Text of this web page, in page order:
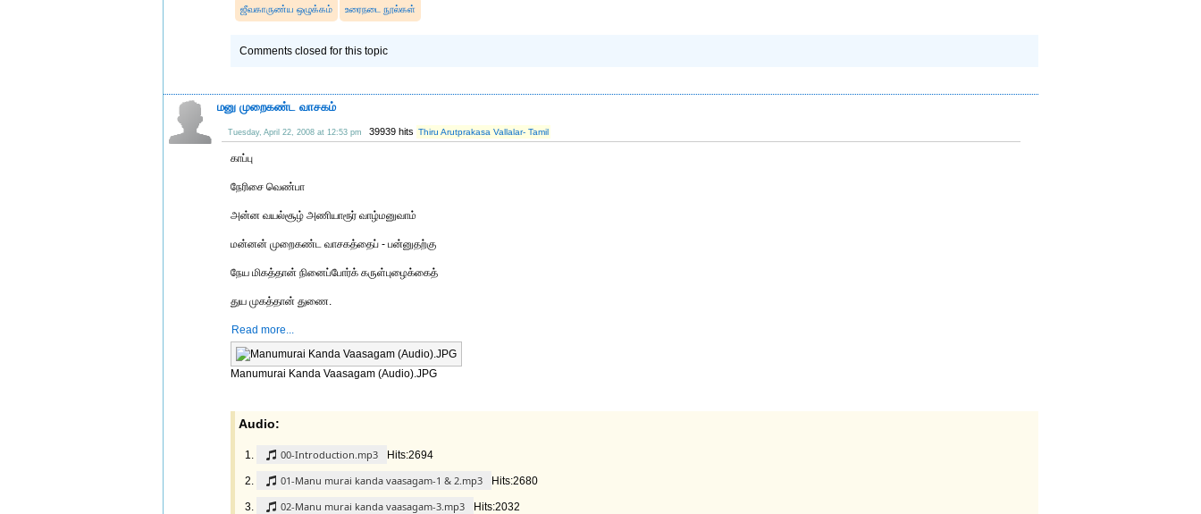
ஜீவகாருண்ய ஒழுக்கம் உரைநடை நூல்கள்
Comments closed for this topic
மனு முறைகண்ட வாசகம்
Tuesday, April 22, 2008 at 12:53 pm 39939 hits Thiru Arutprakasa Vallalar- Tamil
காப்பு
நேரிசை வெண்பா
அன்ன வயல்சூழ் அணியாரூர் வாழ்மனுவாம்
மன்னன் முறைகண்ட வாசகத்தைப் - பன்னுதற்கு
நேய மிகத்தான் நினைப்போர்க் கருள்புழைக்கைத்
துய முகத்தான் துணை.
Read more...
Manumurai Kanda Vaasagam (Audio).JPG
Audio:
00-Introduction.mp3 Hits:2694
01-Manu murai kanda vaasagam-1 & 2.mp3 Hits:2680
02-Manu murai kanda vaasagam-3.mp3 Hits:2032